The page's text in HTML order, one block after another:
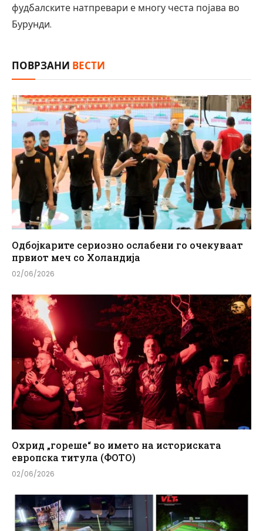
фудбалските натпревари е многу честа појава во
Бурунди.
ПОВРЗАНИ ВЕСТИ
Одбојкарите сериозно ослабени го очекуваат
првиот меч со Холандија
02/06/2026
Охрид „гореше“ во името на историската
европска титула (ФОТО)
02/06/2026